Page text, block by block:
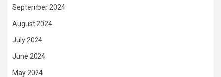
September 2024
August 2024
July 2024
June 2024
May 2024